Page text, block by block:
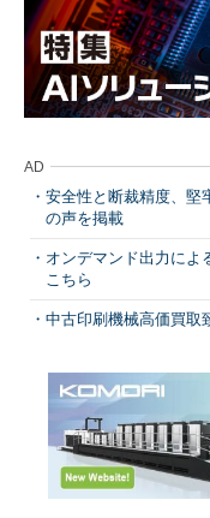
AD
安全性と断裁精度、堅
の声を掲載
オンデマンド出力によ
こちら
中古印刷機械高価買取